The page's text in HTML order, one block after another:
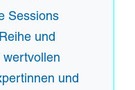
Sessions
und
wertvollen
und